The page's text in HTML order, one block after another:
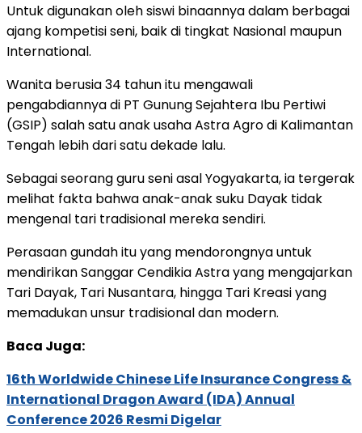
Untuk digunakan oleh siswi binaannya dalam berbagai
ajang kompetisi seni, baik di tingkat Nasional maupun
International.
Wanita berusia 34 tahun itu mengawali
pengabdiannya di PT Gunung Sejahtera Ibu Pertiwi
(GSIP) salah satu anak usaha Astra Agro di Kalimantan
Tengah lebih dari satu dekade lalu.
Sebagai seorang guru seni asal Yogyakarta, ia tergerak
melihat fakta bahwa anak-anak suku Dayak tidak
mengenal tari tradisional mereka sendiri.
Perasaan gundah itu yang mendorongnya untuk
mendirikan Sanggar Cendikia Astra yang mengajarkan
Tari Dayak, Tari Nusantara, hingga Tari Kreasi yang
memadukan unsur tradisional dan modern.
Baca Juga:
16th Worldwide Chinese Life Insurance Congress &
International Dragon Award (IDA) Annual
Conference 2026 Resmi Digelar